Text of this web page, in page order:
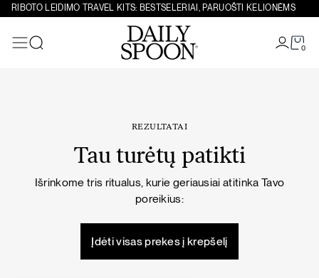
Eiti prie turinio
RIBOTO LEIDIMO TRAVEL KITS: BESTSELERIAI, PARUOŠTI KELIONĖMS
0
REZULTATAI
Tau turėtų patikti
Išrinkome tris ritualus, kurie geriausiai atitinka Tavo
poreikius:
Įdėti visas prekes į krepšelį